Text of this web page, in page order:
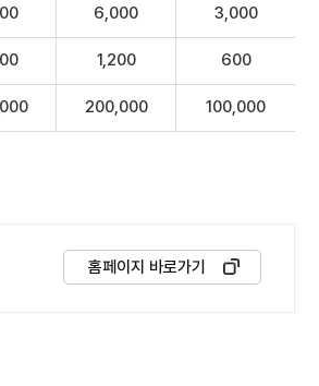
6,000 3,000
1,200 600
200,000 100,000
홈페이지 바로가기